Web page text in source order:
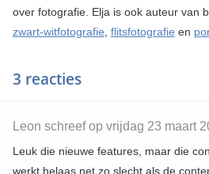
over fotografie. Elja is ook auteur van
zwart-witfotografie, flitsfotografie en
3 reacties
Leon schreef op vrijdag 23 maart
Leuk die nieuwe features, maar die
werkt helaas net zo slecht als de